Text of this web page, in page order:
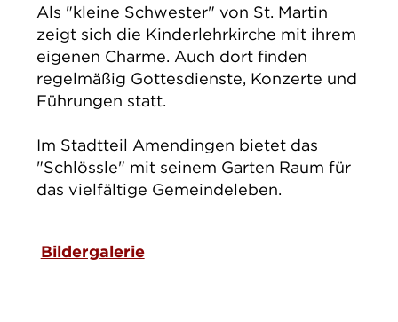
Als "kleine Schwester" von St. Martin
zeigt sich die Kinderlehrkirche mit ihrem
eigenen Charme. Auch dort finden
regelmäßig Gottesdienste, Konzerte und
Führungen statt.
Im Stadtteil Amendingen bietet das
"Schlössle" mit seinem Garten Raum für
das vielfältige Gemeindeleben.
Bildergalerie